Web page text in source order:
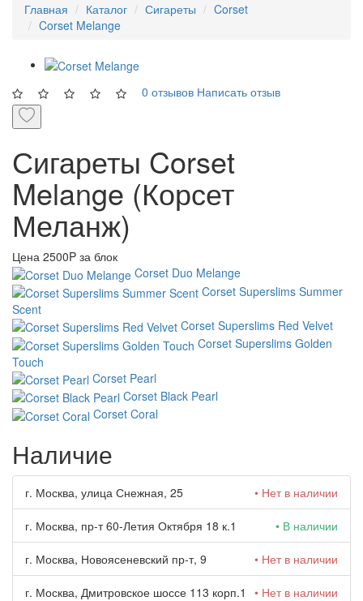
Главная
Каталог Сигареты
Corset
Corset Melange
0 отзывов Написать отзыв
Сигареты Corset
Melange (Корсет
Меланж)
Цена 2500P за блок
Corset Duo Melange
Corset Superslims Summer
Scent
Corset Superslims Red Velvet
Corset Superslims Golden
Touch
Corset Pearl
Corset Black Pearl
Corset Coral
Наличие
г. Москва, улица Снежная, 25 • Нет в наличии
г. Москва, пр-т 60-Летия Октября 18 к.1 • В наличии
г. Москва, Новоясеневский пр-т, 9 • Нет в наличии
г. Москва, Дмитровское шоссе 113 корп.1 • Нет в наличии